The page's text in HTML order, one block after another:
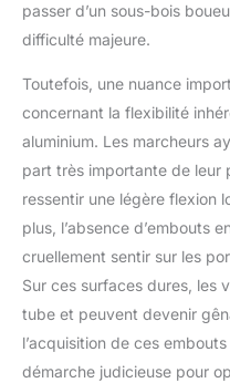
passer d’un sous-bois
difficulté majeure.
Toutefois, une nuance
concernant la flexibilité
aluminium. Les marcheurs
part très importante de leur
ressentir une légère flexion
plus, l’absence d’embouts
cruellement sentir sur les
Sur ces surfaces dures, les
tube et peuvent devenir
l’acquisition de ces
démarche judicieuse pour